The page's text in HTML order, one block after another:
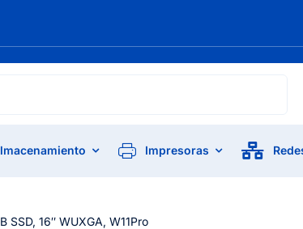
Impresoras
16″ WUXGA, W11Pro